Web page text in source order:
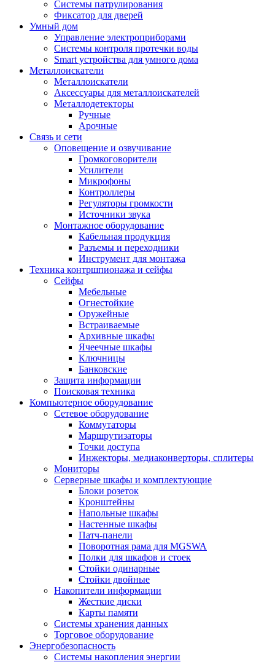
Системы патрулирования
Фиксатор для дверей
Умный дом
Управление электроприборами
Системы контроля протечки воды
Smart устройства для умного дома
Металлоискатели
Металлоискатели
Аксессуары для металлоискателей
Металлодетекторы
Ручные
Арочные
Связь и сети
Оповещение и озвучивание
Громкоговорители
Усилители
Микрофоны
Контроллеры
Регуляторы громкости
Источники звука
Монтажное оборудование
Кабельная продукция
Разъемы и переходники
Инструмент для монтажа
Техника контршпионажа и сейфы
Сейфы
Мебельные
Огнестойкие
Оружейные
Встраиваемые
Архивные шкафы
Ячеечные шкафы
Ключницы
Банковские
Защита информации
Поисковая техника
Компьютерное оборудование
Сетевое оборудование
Коммутаторы
Маршрутизаторы
Точки доступа
Инжекторы, медиаконверторы, сплитеры
Мониторы
Серверные шкафы и комплектующие
Блоки розеток
Кронштейны
Напольные шкафы
Настенные шкафы
Патч-панели
Поворотная рама для MGSWA
Полки для шкафов и стоек
Стойки одинарные
Стойки двойные
Накопители информации
Жесткие диски
Карты памяти
Системы хранения данных
Торговое оборудование
Энергобезопасность
Системы накопления энергии